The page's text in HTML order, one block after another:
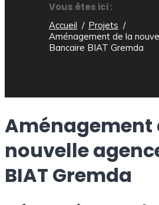
Vous êtes ici :
Accueil
Projets
Aménagement de la
Bancaire BIAT Gremda
Aménagement
nouvelle
BIAT Gremda